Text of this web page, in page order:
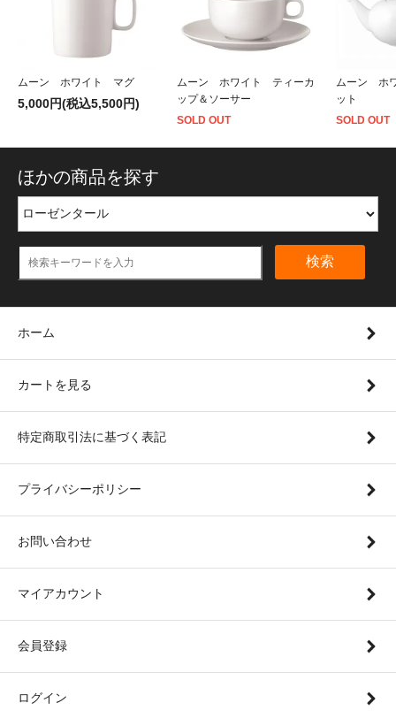
ムーン ホワイト マグ
5,000円(税込5,500円)
ムーン ホワイト ティーカ
ップ＆ソーサー
SOLD OUT
ムーン ホ
ット
SOLD OUT
ほかの商品を探す
検索
ホーム
カートを見る
特定商取引法に基づく表記
プライバシーポリシー
お問い合わせ
マイアカウント
会員登録
ログイン